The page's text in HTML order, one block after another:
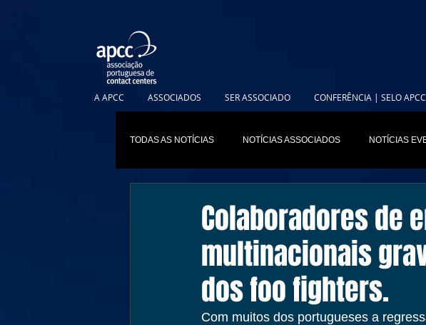
A APCC ASSOCIADOS SER ASSOCIADO CONFERÊNCIA | SELO APCC
TODAS AS NOTÍCIAS NOTÍCIAS ASSOCIADOS NOTÍCIAS
Colaboradores de
multinacionais
dos foo fighters.
Com muitos dos portugueses a